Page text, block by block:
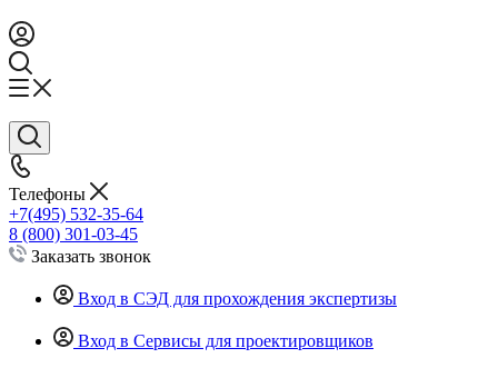
Телефоны
+7(495) 532-35-64
8 (800) 301-03-45
Заказать звонок
Вход в СЭД для прохождения экспертизы
Вход в Сервисы для проектировщиков